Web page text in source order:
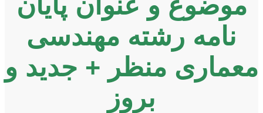
نامه رشته مهندسی
معماری منظر + جدید و
بروز